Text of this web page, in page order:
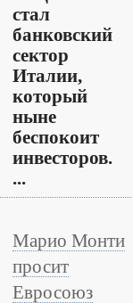
стал
банковский
сектор
Италии,
который
ныне
беспокоит
инвесторов.
...
Марио Монти
просит
Евросоюз